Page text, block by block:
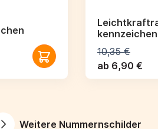
kennzeichen
10,35 €
ab 6,90 €
Weitere Nummernschilder